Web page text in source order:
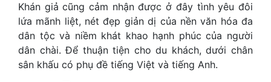
Khán giả cũng cảm nhận được ở đây tình yêu đôi
lứa mãnh liệt, nét đẹp giản dị của nền văn hóa đa
dân tộc và niềm khát khao hạnh phúc của người
dân chài. Để thuận tiện cho du khách, dưới chân
sân khấu có phụ đề tiếng Việt và tiếng Anh.